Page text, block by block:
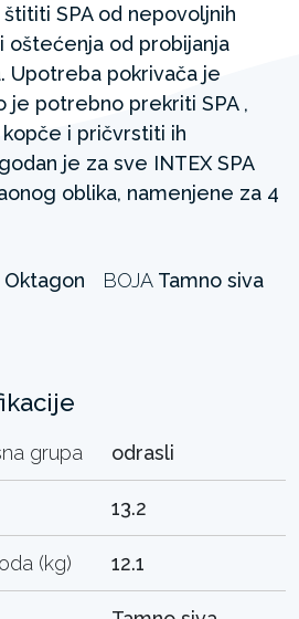
SPA od nepovoljnih
oštećenja od probijanja
Upotreba pokrivača je
je potrebno prekriti SPA ,
i pričvrstiti ih
je za sve INTEX SPA
oblika, namenjene za 4
Oktagon BOJA Tamno siva
grupa odrasli
13.2
(kg) 12.1